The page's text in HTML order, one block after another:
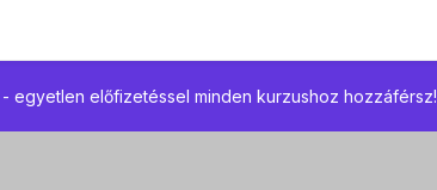
- egyetlen előfizetéssel minden kurzushoz hozzáférsz!